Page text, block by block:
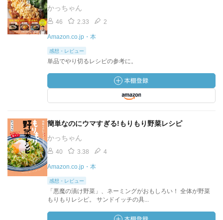
かっちゃん
46 2.33 2
Amazon.co.jp・本
感想・レビュー
単品でやり切るレシピの参考に。
簡単なのにウマすぎる!もりもり野菜レシピ
かっちゃん
40 3.38 4
Amazon.co.jp・本
感想・レビュー
「悪魔の漬け野菜」、ネーミングがおもしろい！ 全体が野菜
もりもりレシピ。 サンドイッチの具...